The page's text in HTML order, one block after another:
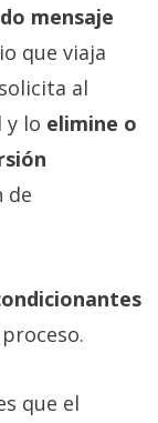
mensaje
que viaja
al
y lo elimine o
de
que el